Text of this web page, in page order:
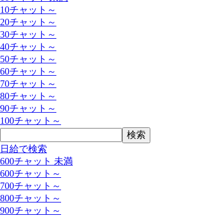
10チャット～
20チャット～
30チャット～
40チャット～
50チャット～
60チャット～
70チャット～
80チャット～
90チャット～
100チャット～
日給で検索
600チャット 未満
600チャット～
700チャット～
800チャット～
900チャット～